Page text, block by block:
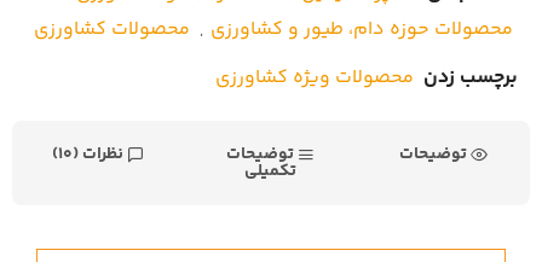
محصولات حوزه دام، طیور و کشاورزی , محصولات کشاورزی
برچسب زدن محصولات ویژه کشاورزی
توضیحات توضیحات
تکمیلی
نظرات (10)